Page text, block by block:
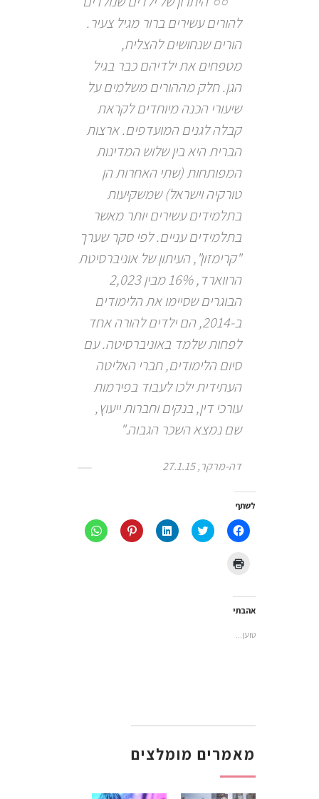
להורים עשירים ברור מגיל צעיר.
הורים שנחושים להצליח,
מטפחים את ילדיהם כבר בגיל
הגן. חלק מההורים משלמים על
שיעורי הכנה מיוחדים לקראת
קבלה לגנים המועדפים. ארצות
הברית היא בין שלוש המדינות
המפותחות (שתי האחרות הן
טורקיה וישראל) שמשקיעות
בתלמידים עשירים יותר מאשר
בתלמידים עניים. לפי סקר שערך
"קרימזון", העיתון של אוניברסיטת
הרווארד, 16% מבין 2,023
הבוגרים שסיימו את הלימודים
ב-2014, הם ילדים להורה אחד
לפחות שלמד באוניברסיטה. עם
סיום הלימודים, חברי האליטה
העתידית ילכו לעבוד בפירמות
עורכי דין, בנקים וחברות ייעוץ,
שם נמצא השכר הגבוה."
דה-מרקר, 27.1.15
לשתף
לחיצה
לשיתוף
לחצו
כדי
לחצו
כדי
לחץ
כדי
לחיצה
לשיתוף
אהבתי
טוען...
מאמרים מומלצים